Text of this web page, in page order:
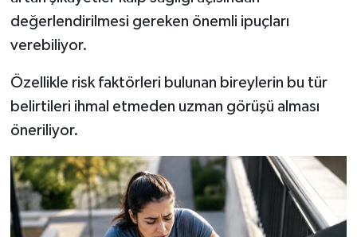
değerlendirilmesi gereken önemli ipuçları
verebiliyor.
Özellikle risk faktörleri bulunan bireylerin bu tür
belirtileri ihmal etmeden uzman görüşü alması
öneriliyor.